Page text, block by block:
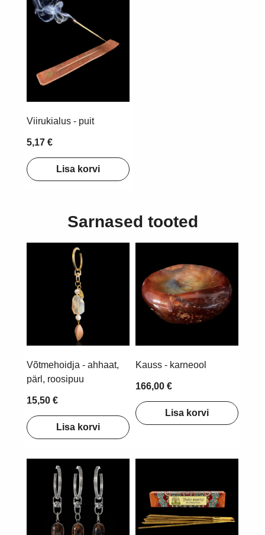
Viirukialus - puit
5,17 €
Lisa korvi
Sarnased tooted
Võtmehoidja - ahhaat,
pärl, roosipuu
15,50 €
Lisa korvi
Kauss - karneool
166,00 €
Lisa korvi